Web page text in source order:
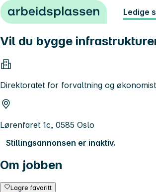
Hopp til innhold Ledige
Vil du bygge
Direktoratet for forvaltning og
Lørenfaret 1c, 0585 Oslo
Stillingsannonsen er inaktiv.
Om jobben
Lagre favoritt